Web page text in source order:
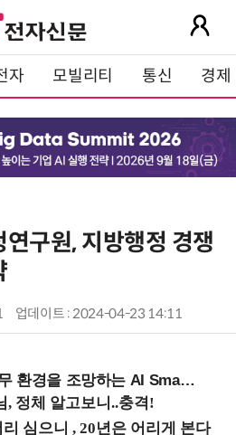
자 모빌리티 통신 경제
구원, 지방행정 경쟁
업데이트 : 2024-04-23 14:11
AI Smart Work Summit 2026 (9/11 코엑스)